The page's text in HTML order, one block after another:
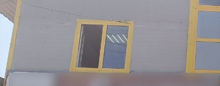
Бизнес
11.08.2025 08:35
831